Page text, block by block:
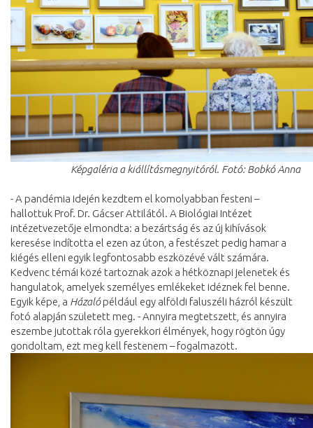
Képgaléria a kiállításmegnyitóról. Fotó: Bobkó Anna
- A pandémia idején kezdtem el komolyabban festeni –
hallottuk Prof. Dr. Gácser Attilától. A Biológiai Intézet
intézetvezetője elmondta: a bezártság és az új kihívások
keresése indította el ezen az úton, a festészet pedig hamar a
kiégés elleni egyik legfontosabb eszközévé vált számára.
Kedvenc témái közé tartoznak azok a hétköznapi jelenetek és
hangulatok, amelyek személyes emlékeket idéznek fel benne.
Egyik képe, a Házalópéldául egy alföldi faluszéli házról készült
fotó alapján született meg. - Annyira megtetszett, és annyira
eszembe jutottak róla gyerekkori élmények, hogy rögtön úgy
gondoltam, ezt meg kell festenem – fogalmazott.